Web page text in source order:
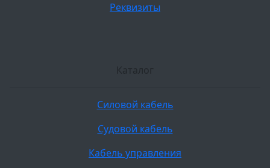
Реквизиты
Каталог
Силовой кабель
Судовой кабель
Кабель управления